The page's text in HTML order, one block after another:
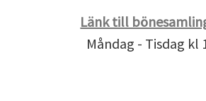
Länk till
Måndag - Tisdag kl